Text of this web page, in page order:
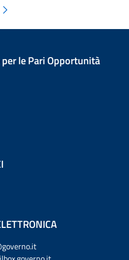
le Pari Opportunità